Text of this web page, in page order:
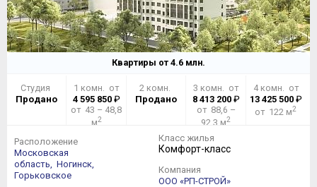
Квартиры от 4.6 млн.
Студия
Продано
1 комн. от
4 595 850₽
от 43 – 48,8
м2
2 комн.
Продано
3 комн. от
8 413 200₽
от 88,6 –
92,3 м2
4 комн. от
13 425 500₽
от 122 м2
Расположение
Московская
область,
Ногинск,
Горьковское
Класс жилья
Комфорт-класс
Компания
ООО «РП-СТРОЙ»